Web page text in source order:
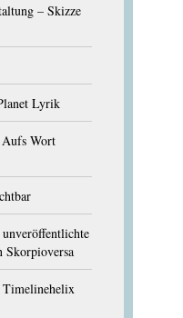
– Skizze
Lyrik
Wort
Skorpioversa